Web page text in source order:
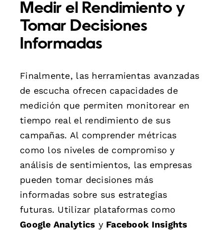
Medir el Rendimiento y
Tomar Decisiones
Informadas
Finalmente, las herramientas avanzadas
de escucha ofrecen capacidades de
medición que permiten monitorear en
tiempo real el rendimiento de sus
campañas. Al comprender métricas
como los niveles de compromiso y
análisis de sentimientos, las empresas
pueden tomar decisiones más
informadas sobre sus estrategias
futuras. Utilizar plataformas como
Google Analytics y Facebook Insights